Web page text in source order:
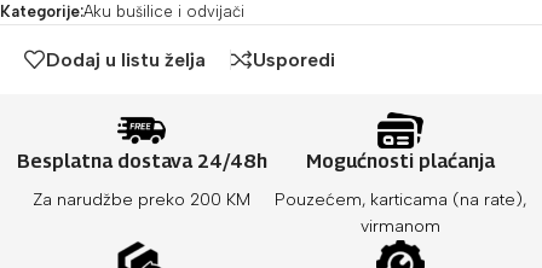
Kategorije:Aku bušilice i odvijači
Dodaj u listu želja Usporedi
Besplatna dostava 24/48h
Za narudžbe preko 200 KM
Mogućnosti plaćanja
Pouzećem, karticama (na rate),
virmanom